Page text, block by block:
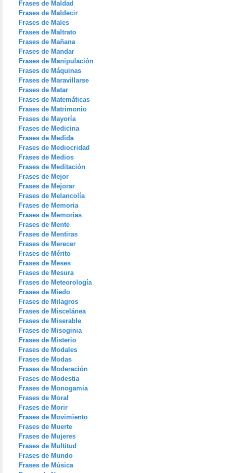
Frases de Maldad
Frases de Maldecir
Frases de Males
Frases de Maltrato
Frases de Mañana
Frases de Mandar
Frases de Manipulación
Frases de Máquinas
Frases de Maravillarse
Frases de Matar
Frases de Matemáticas
Frases de Matrimonio
Frases de Mayoría
Frases de Medicina
Frases de Medida
Frases de Mediocridad
Frases de Medios
Frases de Meditación
Frases de Mejor
Frases de Mejorar
Frases de Melancolía
Frases de Memoria
Frases de Memorias
Frases de Mente
Frases de Mentiras
Frases de Merecer
Frases de Mérito
Frases de Meses
Frases de Mesura
Frases de Meteorología
Frases de Miedo
Frases de Milagros
Frases de Miscelánea
Frases de Miserable
Frases de Misoginia
Frases de Misterio
Frases de Modales
Frases de Modas
Frases de Moderación
Frases de Modestia
Frases de Monogamia
Frases de Moral
Frases de Morir
Frases de Movimiento
Frases de Muerte
Frases de Mujeres
Frases de Multitud
Frases de Mundo
Frases de Música